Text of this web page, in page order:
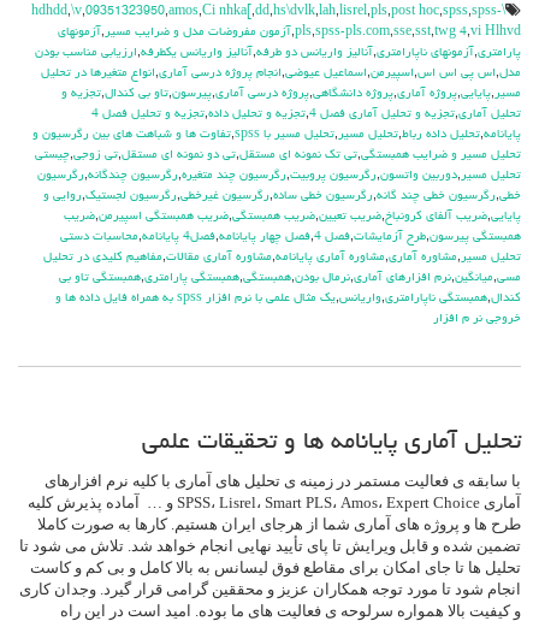
\hdhdd
,\v,09351323950,amos,Ci nhka[ ,dd,hs\dvlk,lah,lisrel,pls,post hoc,spss,spss-
pls,spss-pls.com,sse,sst,twg 4,vi Hlhvd
,آزمون مفروضات مدل و ضرایب مسیر ,آزمونهای
پارامتری,آزمونهای ناپارامتری,آنالیز واریانس دو طرفه,آنالیز واریانس یکطرفه,ارزیابی مناسب بودن
مدل,اس پی اس اس,اسپیرمن,اسماعیل عیوضی,انجام پروژه درسی آماری,انواع متغیرها در تحلیل
مسیر ,پایایی,پروژه آماری,پروژه دانشگاهی,پروژه درسی آماری,پیرسون,تاو بی کندال,تجزیه و
تحلیل آماری,تجزیه و تحلیل آماری فصل 4 ,تجزیه و تحلیل داده,
تجزیه و تحلیل فصل 4
پایانامه,تحلیل داده رباط,تحلیل مسیر ,تحلیل مسیر با spss ,تفاوت ها و شباهت های بین رگرسیون و
تحلیل مسیر و ضرایب همبستگی,تی تک نمونه ای مستقل,تی دو نمونه ای مستقل,تی زوجی,چیستی
تحلیل مسیر ,دوربین واتسون,رگرسیون پروبیت,رگرسیون چند متغیره,رگرسیون چندگانه,رگرسیون
خطی,رگرسیون خطی چند گانه,رگرسیون خطی ساده,رگرسیون غیرخطی,رگرسیون لجستیک,روایی و
پایایی,ضریب آلفای کرونباخ,ضریب تعیین,ضریب همبستگی,ضریب همبستگی اسپیرمن,ضریب
همبستگی پیرسون,طرح آزمایشات,فصل 4 ,فصل چهار پایانامه,فصل4 پایانامه ,محاسبات دستی
تحلیل مسیر ,مشاوره آماری,مشاوره آماری پایانامه,مشاوره آماری مقالات,مفاهیم کلیدی در تحلیل
مسی,میانگین,نرم افزارهای آماری,نرمال بودن,همبستگی,همبستگی پارامتری,همبستگی تاو بی
کندال,همبستگی ناپارامتری,واریانس,
یک مثال علمی با نرم افزار spss به همراه فایل داده ها و
خروجی نر م افزار
تحلیل آماری پایانامه ها و تحقیقات علمی
با سابقه ی فعالیت مستمر در زمینه ی تحلیل های آماری با کلیه نرم افزارهای
آماری SPSS، Lisrel، Smart PLS، Amos، Expert Choice و … آماده پذیرش کلیه
طرح ها و پروژه های آماری شما از هرجای ایران هستیم. کارها به صورت کاملا
تضمین شده و قابل ویرایش تا پای تأیید نهایی انجام خواهد شد. تلاش می شود تا
تحلیل ها تا جای امکان برای مقاطع فوق لیسانس به بالا کامل و بی کم و کاست
انجام شود تا مورد توجه همکاران عزیز و محققین گرامی قرار گیرد. وجدان کاری
و کیفیت بالا همواره سرلوحه ی فعالیت های ما بوده. امید است در این راه